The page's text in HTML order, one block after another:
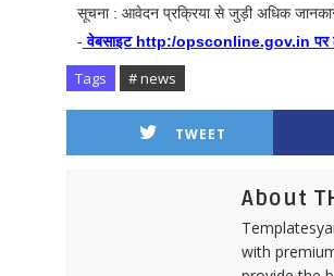
सूचना : आवेदन प्रक्रिया से जुड़ी अधिक
- वेबसाइट http:/opsconline.gov.in पर
Tags # news
TWEET
About
with